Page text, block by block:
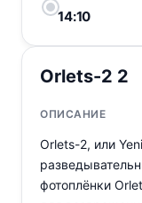
14:10
Orlets-2 2
ОПИСАНИЕ
Orlets-2, или
фотоплёнки